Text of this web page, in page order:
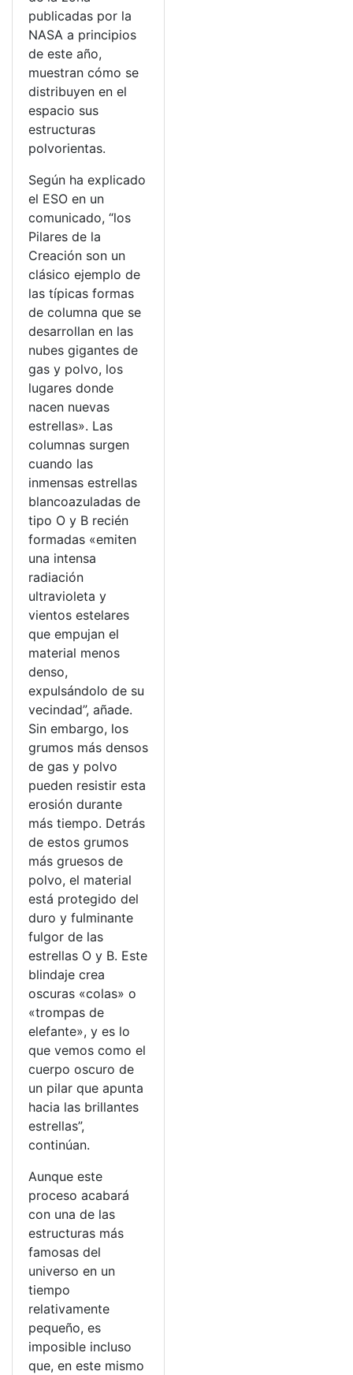
publicadas por la
NASA a principios
de este año,
muestran cómo se
distribuyen en el
espacio sus
estructuras
polvorientas.
Según ha explicado
el ESO en un
comunicado, “los
Pilares de la
Creación son un
clásico ejemplo de
las típicas formas
de columna que se
desarrollan en las
nubes gigantes de
gas y polvo, los
lugares donde
nacen nuevas
estrellas». Las
columnas surgen
cuando las
inmensas estrellas
blancoazuladas de
tipo O y B recién
formadas «emiten
una intensa
radiación
ultravioleta y
vientos estelares
que empujan el
material menos
denso,
expulsándolo de su
vecindad”, añade.
Sin embargo, los
grumos más densos
de gas y polvo
pueden resistir esta
erosión durante
más tiempo. Detrás
de estos grumos
más gruesos de
polvo, el material
está protegido del
duro y fulminante
fulgor de las
estrellas O y B. Este
blindaje crea
oscuras «colas» o
«trompas de
elefante», y es lo
que vemos como el
cuerpo oscuro de
un pilar que apunta
hacia las brillantes
estrellas”,
continúan.
Aunque este
proceso acabará
con una de las
estructuras más
famosas del
universo en un
tiempo
relativamente
pequeño, es
imposible incluso
que, en este mismo